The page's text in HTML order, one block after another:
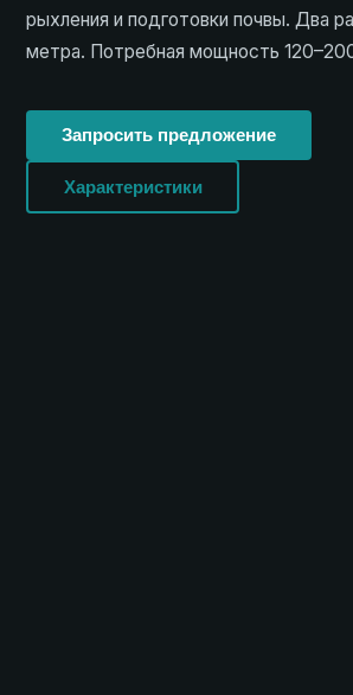
рыхления и подготовки почвы. Два
метра. Потребная мощность
Запросить предложение
Характеристики